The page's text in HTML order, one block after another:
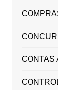
CONTAS